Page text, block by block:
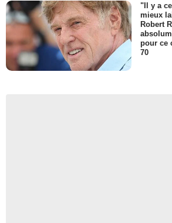
"Il y a
mieux
Robert
pour ce
70